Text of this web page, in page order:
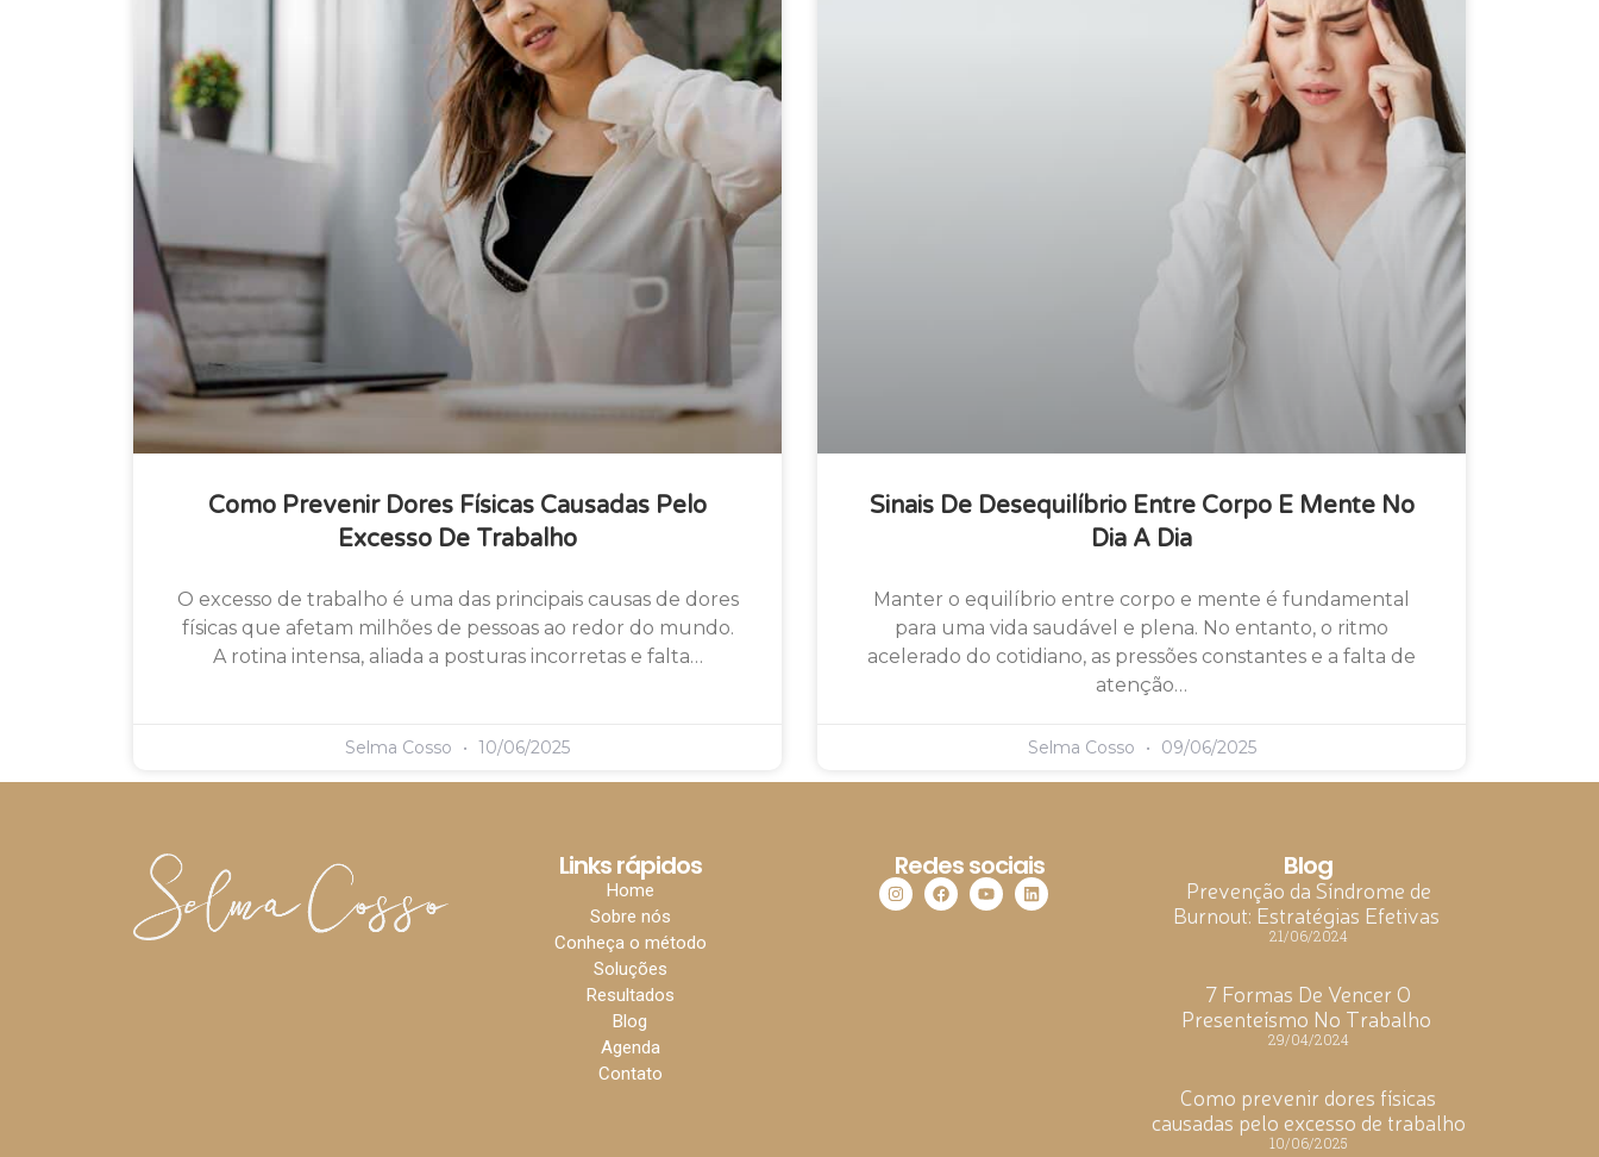
Como Prevenir Dores Físicas Causadas Pelo
Excesso De Trabalho
O excesso de trabalho é uma das principais causas de dores
físicas que afetam milhões de pessoas ao redor do mundo.
A rotina intensa, aliada a posturas incorretas e falta…
Selma Cosso 10/06/2025
Sinais De Desequilíbrio Entre Corpo E Mente No
Dia A Dia
Manter o equilíbrio entre corpo e mente é fundamental
para uma vida saudável e plena. No entanto, o ritmo
acelerado do cotidiano, as pressões constantes e a falta de
atenção…
Selma Cosso 09/06/2025
Links rápidos
Home
Sobre nós
Conheça o método
Soluções
Resultados
Blog
Agenda
Contato
Redes sociais Blog
Prevenção da Síndrome de
Burnout: Estratégias Efetivas
21/06/2024
7 Formas De Vencer O
Presenteísmo No Trabalho
29/04/2024
Como prevenir dores físicas
causadas pelo excesso de trabalho
10/06/2025